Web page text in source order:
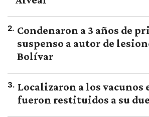
2. Condenaron a 3 años de
suspenso a autor de
Bolívar
3. Localizaron a los vacunos
fueron restituidos a su